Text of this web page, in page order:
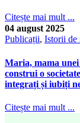
Citește mai mult ...
04 august 2025
Publicații, Istorii de
Maria, mama
construi o
integrați și iubiți
Citește mai mult ...